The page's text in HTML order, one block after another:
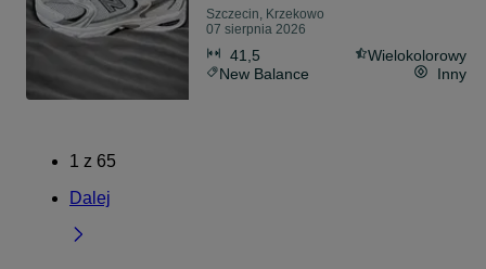
Szczecin, Krzekowo
07 sierpnia 2026
41,5
Wielokolorowy
New Balance
Inny
1 z 65
Dalej